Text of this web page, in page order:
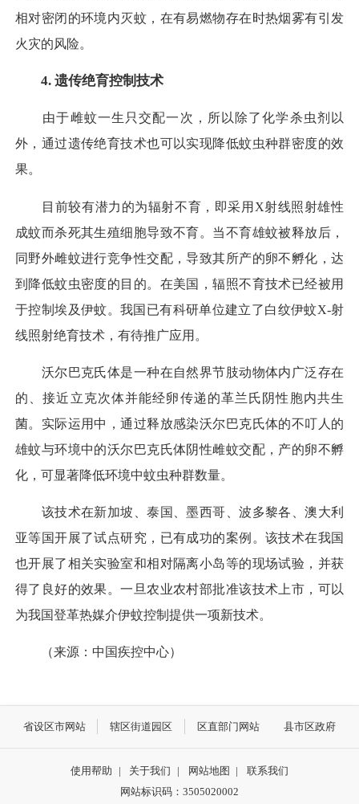
相对密闭的环境内灭蚊，在有易燃物存在时热烟雾有引发
火灾的风险。
4. 遗传绝育控制技术
由于雌蚊一生只交配一次，所以除了化学杀虫剂以
外，通过遗传绝育技术也可以实现降低蚊虫种群密度的效
果。
目前较有潜力的为辐射不育，即采用X射线照射雄性
成蚊而杀死其生殖细胞导致不育。当不育雄蚊被释放后，
同野外雌蚊进行竞争性交配，导致其所产的卵不孵化，达
到降低蚊虫密度的目的。在美国，辐照不育技术已经被用
于控制埃及伊蚊。我国已有科研单位建立了白纹伊蚊X-射
线照射绝育技术，有待推广应用。
沃尔巴克氏体是一种在自然界节肢动物体内广泛存在
的、接近立克次体并能经卵传递的革兰氏阴性胞内共生
菌。实际运用中，通过释放感染沃尔巴克氏体的不叮人的
雄蚊与环境中的沃尔巴克氏体阴性雌蚊交配，产的卵不孵
化，可显著降低环境中蚊虫种群数量。
该技术在新加坡、泰国、墨西哥、波多黎各、澳大利
亚等国开展了试点研究，已有成功的案例。该技术在我国
也开展了相关实验室和相对隔离小岛等的现场试验，并获
得了良好的效果。一旦农业农村部批准该技术上市，可以
为我国登革热媒介伊蚊控制提供一项新技术。
（来源：中国疾控中心）
省设区市网站 辖区街道园区 区直部门网站 县市区政府
使用帮助 | 关于我们 | 网站地图 |
联系我们
网站标识码：3505020002